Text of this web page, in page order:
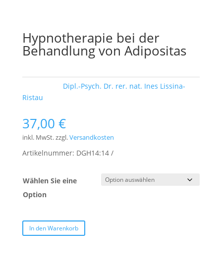
Hypnotherapie bei der
Behandlung von Adipositas
Dipl.-Psych. Dr. rer. nat. Ines Lissina-
Ristau
37,00 €
inkl. MwSt.zzgl.Versandkosten
Artikelnummer: DGH14:14
Wählen Sie eine
Option
In den Warenkorb